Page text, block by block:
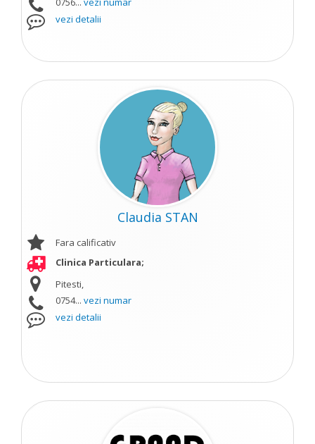
vezi detalii
Claudia STAN
Fara calificativ
Clinica Particulara;
Pitesti,
0754... vezi numar
vezi detalii